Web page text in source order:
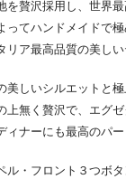
を贅沢採用し、世界
ってハンドメイドで
リア最高品質の美しい
美しいシルエットと
上無く贅沢で、エグ
ィナーにも最高のパー
ル・フロント３つボ